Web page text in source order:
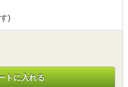
)
トに入れる